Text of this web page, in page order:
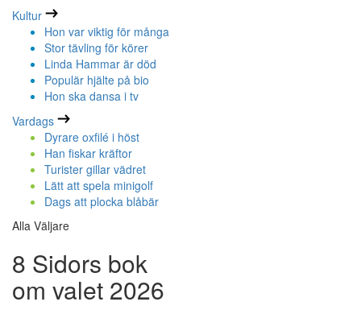
Kultur
Hon var viktig för många
Stor tävling för körer
Linda Hammar är död
Populär hjälte på bio
Hon ska dansa i tv
Vardags
Dyrare oxfilé i höst
Han fiskar kräftor
Turister gillar vädret
Lätt att spela minigolf
Dags att plocka blåbär
Alla Väljare
8 Sidors bok
om valet 2026